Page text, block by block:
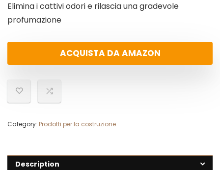
Elimina i cattivi odori e rilascia una gradevole
profumazione
ACQUISTA DA AMAZON
Category: Prodotti per la costruzione
Description